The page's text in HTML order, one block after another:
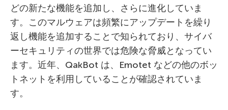
どの新たな機能を追加し、さらに進化していま
す。このマルウェアは頻繁にアップデートを繰り
返し機能を追加することで知られており、サイバ
ーセキュリティの世界では危険な脅威となってい
ます。近年、QakBot は、Emotet などの他のボッ
トネットを利用していることが確認されていま
す。